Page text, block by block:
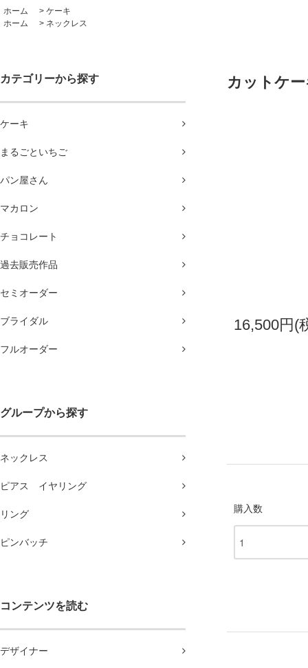
ホーム > ケーキ
ホーム
> ネックレス
カテゴリーから探す
ケーキ
まるごといちご
パン屋さん
マカロン
チョコレート
過去販売作品
セミオーダー
ブライダル
フルオーダー
グループから探す
ネックレス
ピアス イヤリング
リング
ピンバッチ
コンテンツを読む
デザイナー
カットケ
16,500円(
購入数